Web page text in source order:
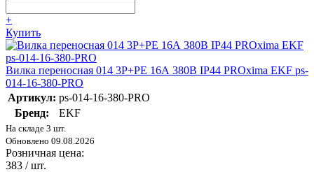
+
Купить
Вилка переносная 014 3Р+РЕ 16А 380В IP44 PROxima EKF ps-
014-16-380-PRO
Артикул: ps-014-16-380-PRO
Бренд:
EKF
На складе 3 шт.
Обновлено 09.08.2026
Розничная цена:
383 / шт.